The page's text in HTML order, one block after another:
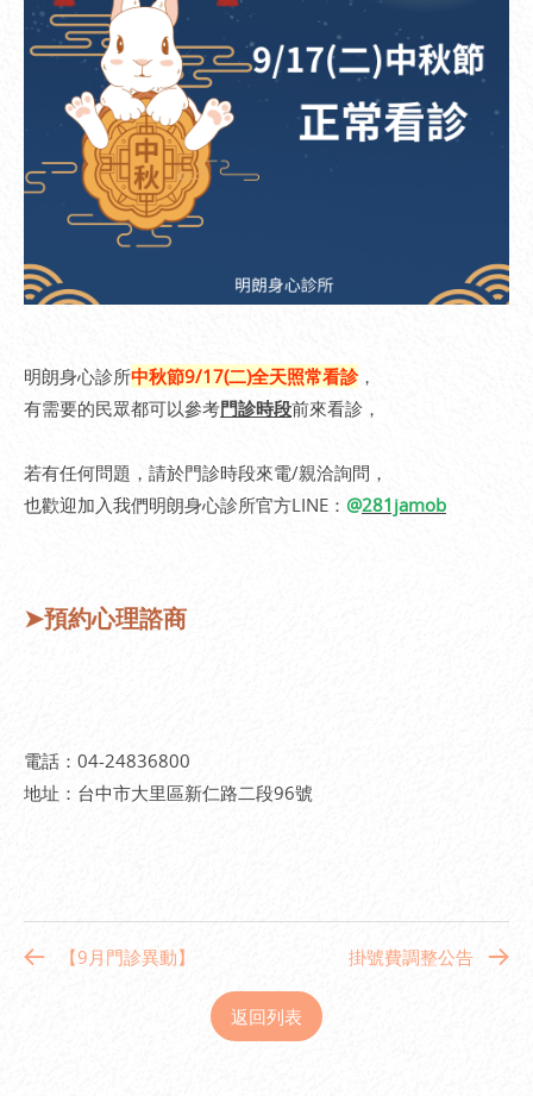
明朗身心診所中秋節9/17(二)全天照常看診，
有需要的民眾都可以參考門診時段前來看診，
若有任何問題，請於門診時段來電/親洽詢問，
也歡迎加入我們明朗身心診所官方LINE： @281jamob
➤預約心理諮商
電話：04-24836800
地址：台中市大里區新仁路二段96號
【9月門診異動】 掛號費調整公告
返回列表